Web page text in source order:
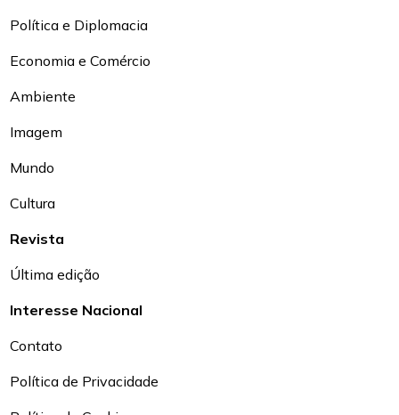
Política e Diplomacia
Economia e Comércio
Ambiente
Imagem
Mundo
Cultura
Revista
Última edição
Interesse Nacional
Contato
Política de Privacidade